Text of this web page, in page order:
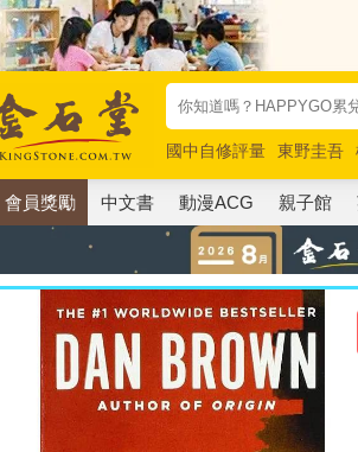
國中自修評量 東野圭吾
唯紅花綻放
奧德賽 路
會員獎勵 中文書 動漫ACG 親子館